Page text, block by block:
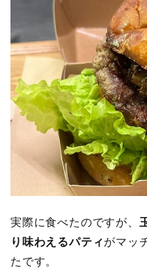
実際に食べたのですが、
り味わえるパティがマッ
たです。